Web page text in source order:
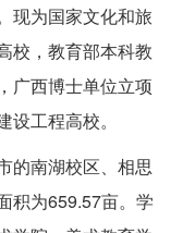
现为国家文化和旅
校，教育部本科教
广西博士单位立项
工程高校。
的南湖校区、相思
积为659.57亩。学